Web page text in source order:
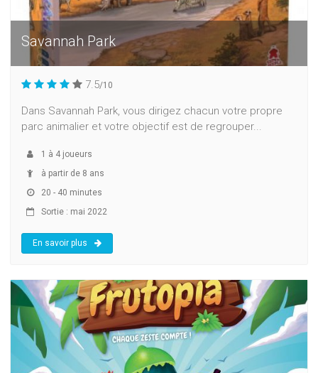
Savannah Park
7.5/10
Dans Savannah Park, vous dirigez chacun votre propre
parc animalier et votre objectif est de regrouper...
1 à 4 joueurs
à partir de 8 ans
20 - 40 minutes
Sortie : mai 2022
En savoir plus